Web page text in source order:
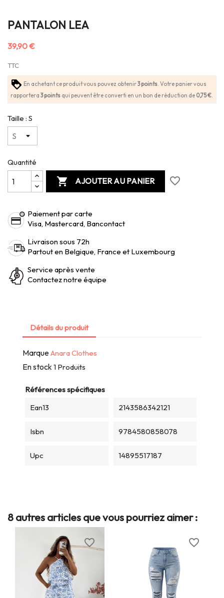
PANTALON LEA
39,90 €
TTC
En achetant ce produit vous pouvez obtenir3points. Votre panier vous
rapportera 3points qui peuvent être converti en un bon de réduction de 0,75 €.
Taille : S
Quantité
 AJOUTER AU PANIER favorite_border
Paiement par carte
Visa, Mastercard, Bancontact
Livraison sous 72h
Partout en Belgique, France et Luxembourg
Service après vente
Contactez notre équipe
Détails du produit
MarqueAnara Clothes
En stock1 Produits
Références spécifiques
Ean13
2143586342121
Isbn 9784580858078
Upc 14895517187
8 autres articles que vous pourriez aimer :
favorite_border favorite_border